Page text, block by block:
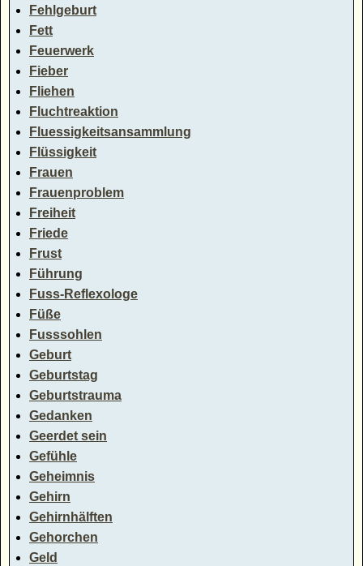
Fehlgeburt
Fett
Feuerwerk
Fieber
Fliehen
Fluchtreaktion
Fluessigkeitsansammlung
Flüssigkeit
Frauen
Frauenproblem
Freiheit
Friede
Frust
Führung
Fuss-Reflexologe
Füße
Fusssohlen
Geburt
Geburtstag
Geburtstrauma
Gedanken
Geerdet sein
Gefühle
Geheimnis
Gehirn
Gehirnhälften
Gehorchen
Geld